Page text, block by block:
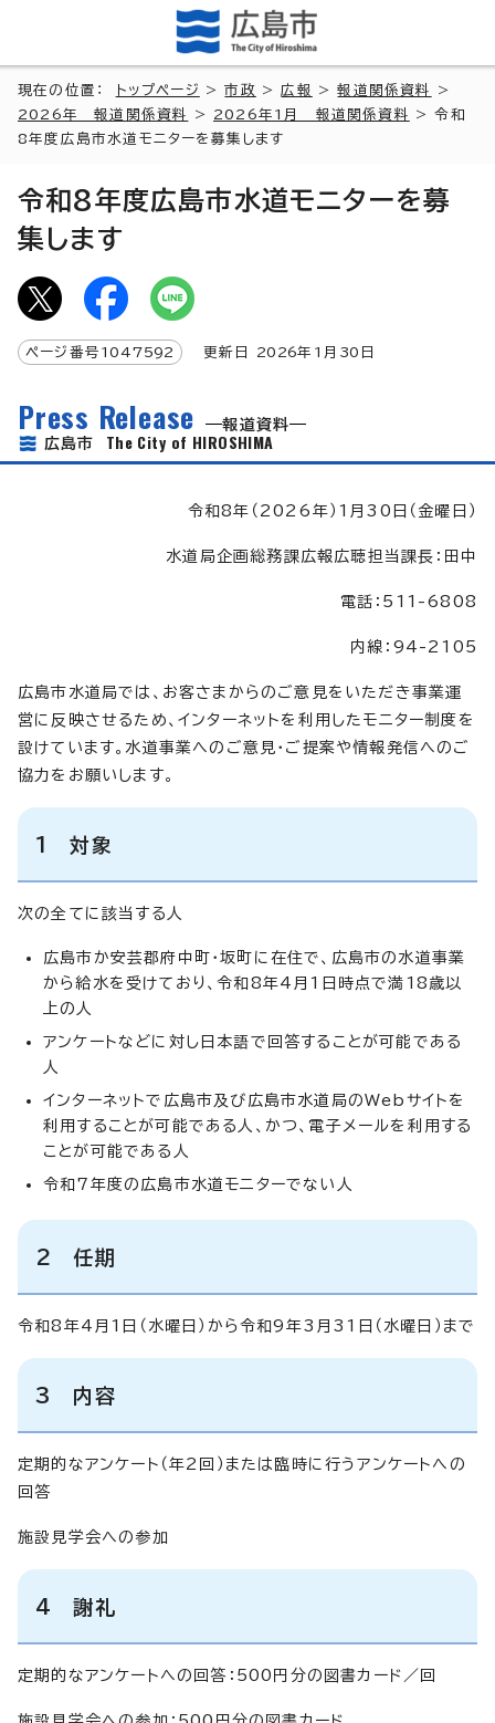
現在の位置： トップページ >市政 >広報 >報道関係資料
>
2026年 報道関係資料
> 2026年1月 報道関係資料
> 令和
8年度広島市水道モニターを募集します
令和8年度広島市水道モニターを募
集します
ページ番号 1047592 更新日 2026年1月 30 日
Press Release
報道資料
広島市 The City of HIROSHIMA
令和8年（2026年）1月30日（金曜日）
水道局企画総務課広報広聴担当課長：田中
電話：511-6808
内線：94-2105
広島市水道局では、お客さまからのご意見をいただき事業運
営に反映させるため、インターネットを利用したモニター制度を
設けています。水道事業へのご意見・ご提案や情報発信へのご
協力をお願いします。
1 対象
次の全てに該当する人
広島市か安芸郡府中町・坂町に在住で、広島市の水道事業
から給水を受けており、令和8年4月1日時点で満18歳以
上の人
アンケートなどに対し日本語で回答することが可能である
人
インターネットで広島市及び広島市水道局のWebサイトを
利用することが可能である人、かつ、電子メールを利用する
ことが可能である人
令和7年度の広島市水道モニターでない人
2 任期
令和8年4月1日（水曜日）から令和9年3月31日（水曜日）まで
3 内容
定期的なアンケート（年2回）または臨時に行うアンケートへの
回答
施設見学会への参加
4 謝礼
定期的なアンケートへの回答：500円分の図書カード／回